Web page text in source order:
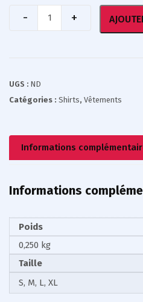
UGS : ND
Catégories : Shirts, Vêtements
Informations
Informations
Poids
0,250 kg
Taille
S, M, L, XL